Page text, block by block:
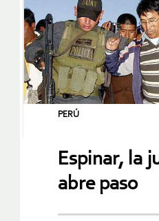
PERÚ
Espinar, la
abre paso